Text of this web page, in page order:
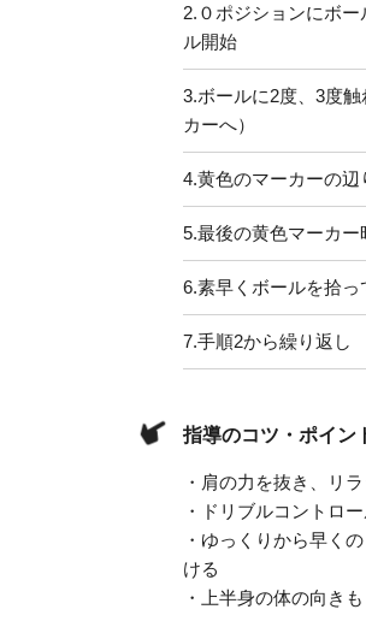
2. ０ポジションにボ
ル開始
3.ボールに2度、3度
カーへ）
4.黄色のマーカーの辺
5.最後の黄色マーカ
6.素早くボールを拾
7.手順2から繰り返し
指導のコツ・ポイン
・肩の力を抜き、リ
・ドリブルコントロ
・ゆっくりから早く
ける
・上半身の体の向き